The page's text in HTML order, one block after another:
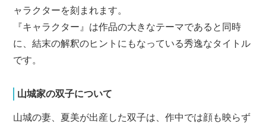
ャラクターを刻まれます。
『キャラクター』は作品の大きなテーマであると同時
に、結末の解釈のヒントにもなっている秀逸なタイトル
です。
山城家の双子について
山城の妻、夏美が出産した双子は、作中では顔も映らず